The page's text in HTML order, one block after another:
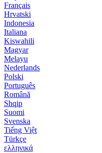
Français
Hrvatski
Indonesia
Italiana
Kiswahili
Magyar
Melayu
Nederlands
Polski
Português
Română
Shqip
Suomi
Svenska
Tiếng Việt
Türkçe
ελληνικά